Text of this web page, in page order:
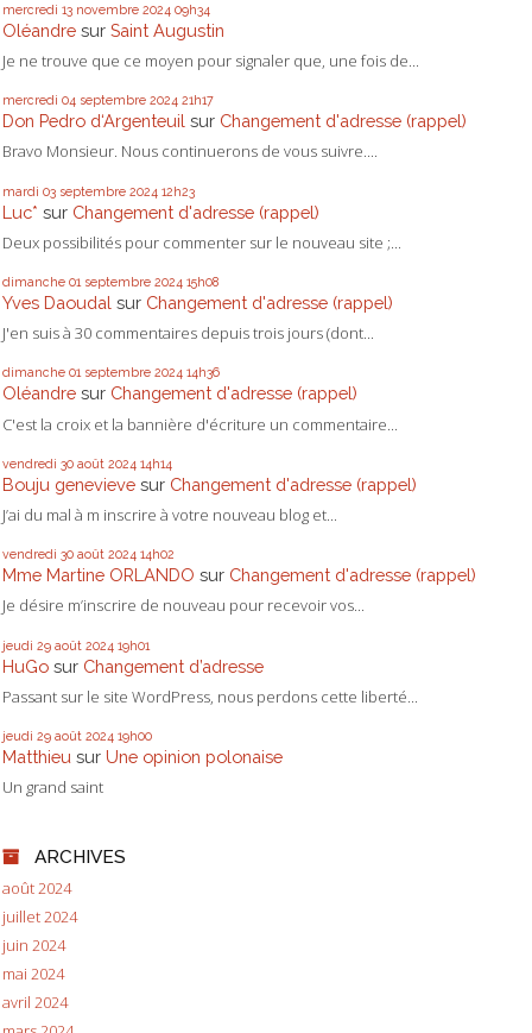
mercredi 13 novembre 2024 09h34
Oléandre sur Saint Augustin
Je ne trouve que ce moyen pour signaler que, une fois de...
mercredi 04 septembre 2024 21h17
Don Pedro d‘Argenteuil sur Changement d'adresse (rappel)
Bravo Monsieur. Nous continuerons de vous suivre....
mardi 03 septembre 2024 12h23
Luc* sur Changement d'adresse (rappel)
Deux possibilités pour commenter sur le nouveau site ;...
dimanche 01 septembre 2024 15h08
Yves Daoudal sur Changement d'adresse (rappel)
J'en suis à 30 commentaires depuis trois jours (dont...
dimanche 01 septembre 2024 14h36
Oléandre sur Changement d'adresse (rappel)
C'est la croix et la bannière d'écriture un commentaire...
vendredi 30 août 2024 14h14
Bouju genevieve sur Changement d'adresse (rappel)
J’ai du mal à m inscrire à votre nouveau blog et...
vendredi 30 août 2024 14h02
Mme Martine ORLANDO sur Changement d'adresse (rappel)
Je désire m’inscrire de nouveau pour recevoir vos...
jeudi 29 août 2024 19h01
HuGo sur Changement d’adresse
Passant sur le site WordPress, nous perdons cette liberté...
jeudi 29 août 2024 19h00
Matthieu sur Une opinion polonaise
Un grand saint
ARCHIVES
août 2024
juillet 2024
juin 2024
mai 2024
avril 2024